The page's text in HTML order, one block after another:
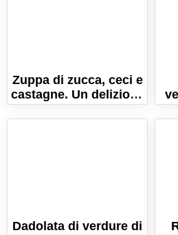
Zuppa di zucca, ceci e
castagne. Un delizioso
comfort food
autunnale!
Dadolata di verdure di